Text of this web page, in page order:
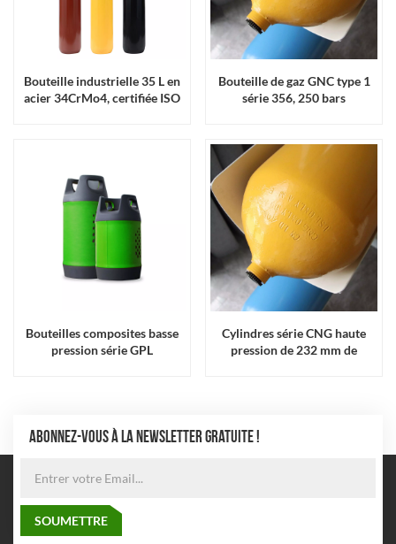
Bouteille industrielle 35 L en
acier 34CrMo4, certifiée ISO
Bouteille de gaz GNC type 1
série 356, 250 bars
Bouteilles composites basse
pression série GPL
Cylindres série CNG haute
pression de 232 mm de
ABONNEZ-VOUS À LA NEWSLETTER GRATUITE !